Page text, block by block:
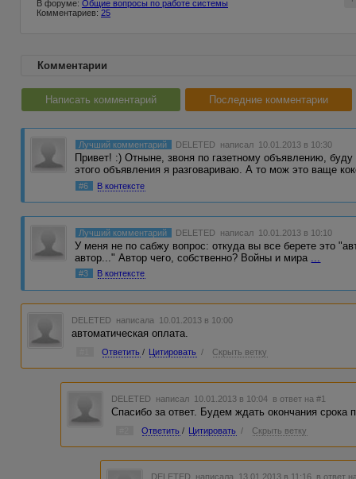
В форуме: Общие вопросы по работе системы
Комментариев: 25
Комментарии
Написать комментарий Последние комментарии
Лучший комментарий DELETED написал 10.01.2013 в 10:30
Привет! :) Отныне, звоня по газетному объявлению,
этого объявления я разговариваю. А то мож это ваще
#6 В контексте
Лучший комментарий DELETED написал 10.01.2013 в 10:10
У меня не по сабжу вопрос: откуда вы все берете это
автор..." Автор чего, собственно? Войны и мира
#3 В контексте
DELETED написала 10.01.2013 в 10:00
автоматическая оплата.
Ответить / Цитировать / Скрыть ветку
DELETED написал 10.01.2013 в 10:04 в ответ на #1
Спасибо за ответ. Будем ждать окончания срока
Ответить / Цитировать / Скрыть ветку
DELETED написала 13.01.2013 в 11:16 в ответ